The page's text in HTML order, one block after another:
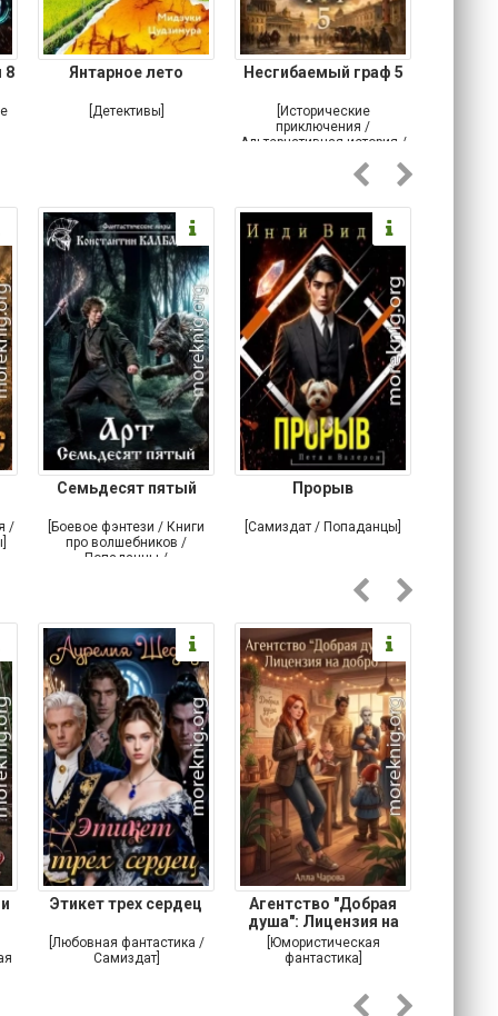
8 Янтарное лето
[Детективы]
Несгибаемый граф 5
[Исторические
приключения /
Альтернативная история /
/
Семьдесят пятый
[Боевое фэнтези / Книги
про волшебников /
Попаданцы /
Прорыв
[Самиздат / Попаданцы]
Этикет трех сердец
[Любовная фантастика /
Самиздат]
Агентство "Добрая
душа": Лицензия на
добро
[Юмористическая
фантастика]